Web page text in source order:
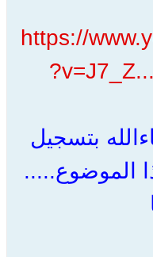
https://
بتسجيل
الموضوع.....